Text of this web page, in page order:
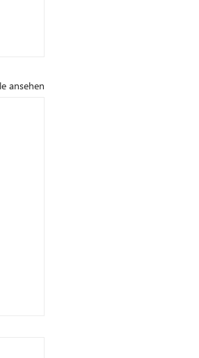
ansehen